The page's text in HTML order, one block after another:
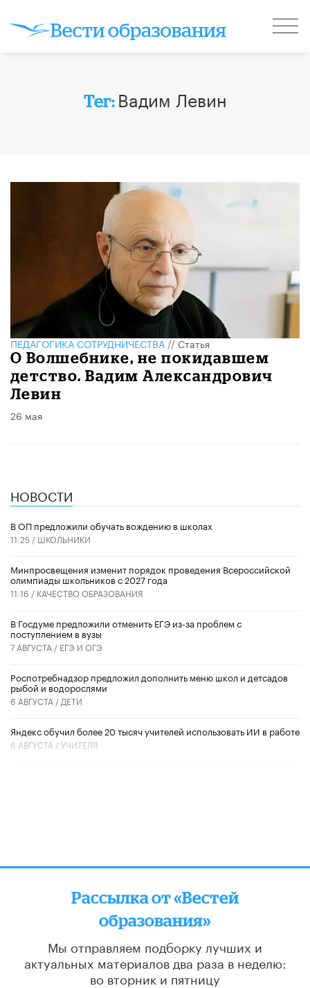
Тег: Вадим Левин
ПЕДАГОГИКА СОТРУДНИЧЕСТВА//Статья
О Волшебнике, не покидавшем
детство. Вадим Александрович
Левин
26 мая
НОВОСТИ
В ОП предложили обучать вождению в школах
11:25 / ШКОЛЬНИКИ
Минпросвещения изменит порядок проведения Всероссийской
олимпиады школьников с 2027 года
11:16 / КАЧЕСТВО ОБРАЗОВАНИЯ
В Госдуме предложили отменить ЕГЭ из-за проблем с
поступлением в вузы
7 АВГУСТА / ЕГЭ И ОГЭ
Роспотребнадзор предложил дополнить меню школ и детсадов
рыбой и водорослями
6 АВГУСТА / ДЕТИ
​Яндекс обучил более 20 тысяч учителей использовать ИИ в работе
6 АВГУСТА /УЧИТЕЛЯ
Рассылка от «Вестей
образования»
Мы отправляем подборку лучших и
актуальных материалов два раза в неделю:
во вторник и пятницу